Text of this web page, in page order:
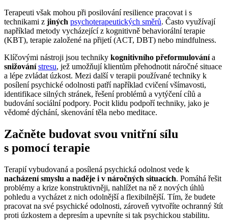
Terapeuti však mohou při posilování resilience pracovat i s
technikami z jiných psychoterapeutických směrů. Často využívají
například metody vycházející z kognitivně behaviorální terapie
(KBT), terapie založené na přijetí (ACT, DBT) nebo mindfulness.
Klíčovými nástroji jsou techniky kognitivního přeformulovánía
snižovánístresu, jež umožňují klientům přehodnotit náročné situace
a lépe zvládat úzkost. Mezi další v terapii používané techniky k
posílení psychické odolnosti patří například cvičení všímavosti,
identifikace silných stránek, řešení problémů a vytýčení cílů a
budování sociální podpory. Pocit klidu podpoří techniky, jako je
vědomé dýchání, skenování těla nebo meditace.
Začněte budovat svou vnitřní sílu
s pomocí terapie
Terapií vybudovaná a posílená psychická odolnost vede k
nacházení smyslu a naděje i v náročných situacích. Pomáhá řešit
problémy a krize konstruktivněji, nahlížet na ně z nových úhlů
pohledu a vycházet z nich odolnější a flexibilnější. Tím, že budete
pracovat na své psychické odolnosti, zároveň vytvoříte ochranný štít
proti úzkostem a depresím a upevníte si tak psychickou stabilitu.